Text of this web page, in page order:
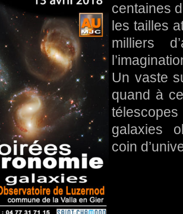
centaines
les tailles
milliers
Un vaste
quand à
galaxies
coin